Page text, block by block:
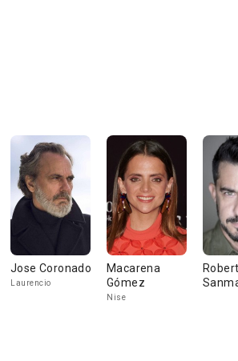
Jose Coronado
Laurencio
Macarena
Gómez
Nise